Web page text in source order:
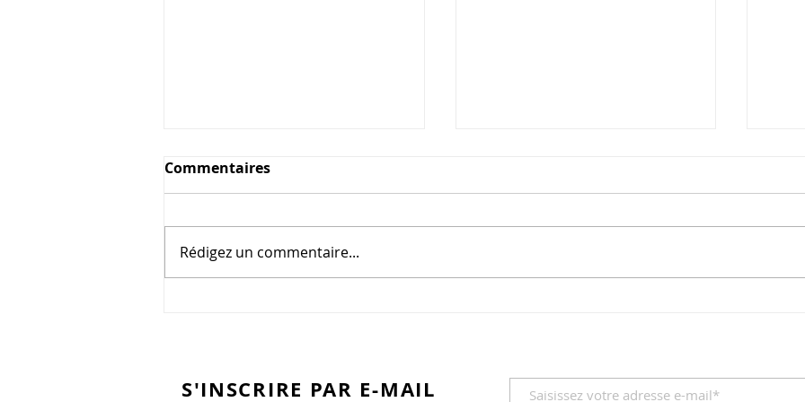
Le Pastis estirat
gr de beurre amolli 1 jaune
Pour
de
Commentaires
Rédigez un commentaire...
S'INSCRIRE PAR E-MAIL